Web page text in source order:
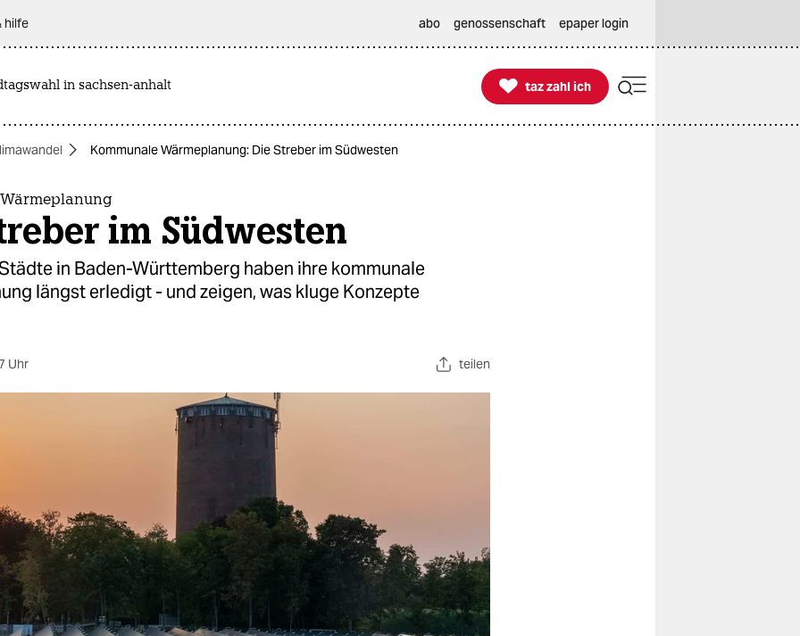
hilfe abo genossenschaft epaper login
in sachsen-anhalt 
taz zahl ich
taz zahl ich
Kommunale Wärmeplanung: Die Streber im Südwesten
im Südwesten
in Baden-Württemberg haben ihre kommunale
längst erledigt - und zeigen, was kluge Konzepte
Uhr teilen